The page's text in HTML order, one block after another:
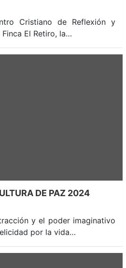
Cristiano de Reflexión y
El Retiro, la…
DE PAZ 2024
y el poder imaginativo
por la vida…